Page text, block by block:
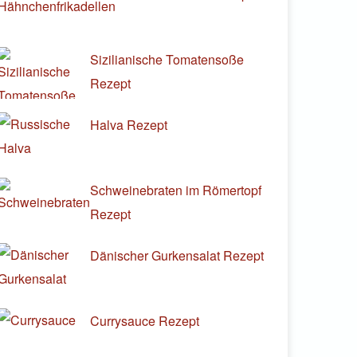
Sizilianische Tomatensoße
Rezept
Halva Rezept
Schweinebraten im Römertopf
Rezept
Dänischer Gurkensalat Rezept
Currysauce Rezept